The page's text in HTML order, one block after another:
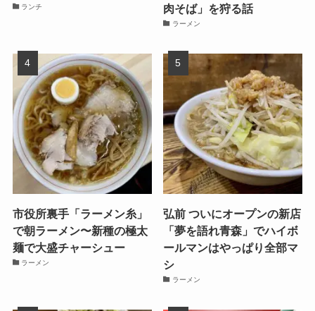
ランチ
肉そば」を狩る話
ラーメン
市役所裏手「ラーメン糸」
で朝ラーメン〜新種の極太
麺で大盛チャーシュー
ラーメン
弘前 ついにオープンの新店
「夢を語れ青森」でハイボ
ールマンはやっぱり全部マ
シ
ラーメン